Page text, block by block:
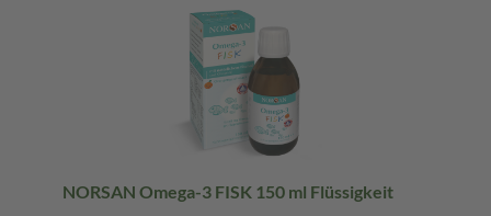
NORSAN Omega-3 FISK 150 ml Flüssigkeit